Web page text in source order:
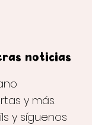
noticias
y más.
y síguenos